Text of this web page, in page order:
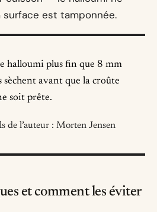
est tamponnée.
halloumi plus fin que 8 mm
sèchent avant que la croûte
soit prête.
de l’auteur : Morten Jensen
et comment les éviter